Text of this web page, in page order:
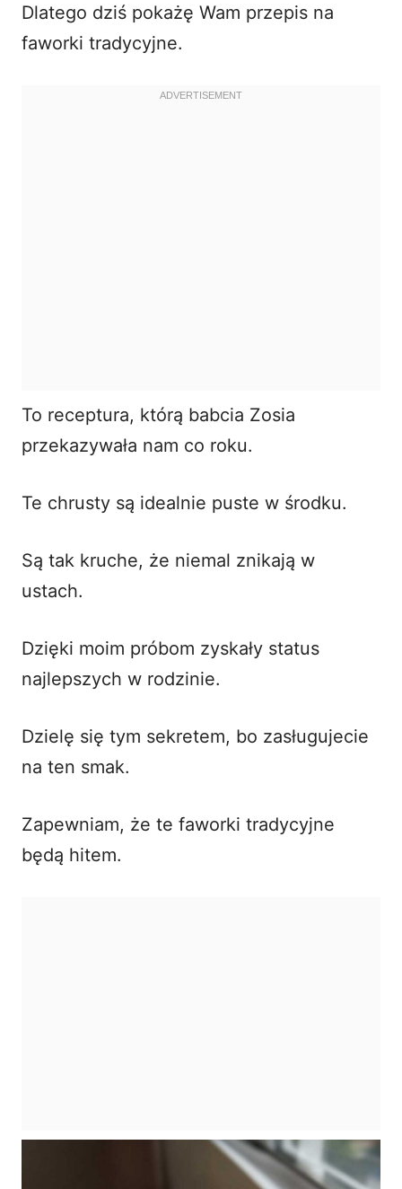
Dlatego dziś pokażę Wam przepis na
faworki tradycyjne.
To receptura, którą babcia Zosia
przekazywała nam co roku.
Te chrusty są idealnie puste w środku.
Są tak kruche, że niemal znikają w
ustach.
Dzięki moim próbom zyskały status
najlepszych w rodzinie.
Dzielę się tym sekretem, bo zasługujecie
na ten smak.
Zapewniam, że te faworki tradycyjne
będą hitem.